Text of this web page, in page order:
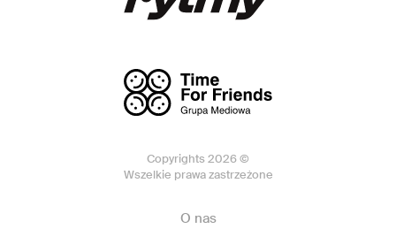
Copyrights 2026 ©
Wszelkie prawa zastrzeżone
O nas